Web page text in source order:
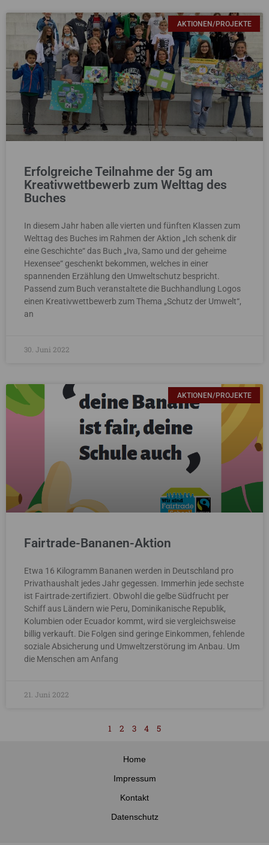
AKTIONEN/PROJEKTE
Erfolgreiche Teilnahme der 5g am
Kreativwettbewerb zum Welttag des
Buches
In diesem Jahr haben alle vierten und fünften Klassen zum
Welttag des Buches im Rahmen der Aktion „Ich schenk dir
eine Geschichte“ das Buch „Iva, Samo und der geheime
Hexensee“ geschenkt bekommen, welches in einer
spannenden Erzählung den Umweltschutz bespricht.
Passend zum Buch veranstaltete die Buchhandlung Logos
einen Kreativwettbewerb zum Thema „Schutz der Umwelt“,
an
30. Juni 2022
AKTIONEN/PROJEKTE
Fairtrade-Bananen-Aktion
Etwa 16 Kilogramm Bananen werden in Deutschland pro
Privathaushalt jedes Jahr gegessen. Immerhin jede sechste
ist Fairtrade-zertifiziert. Obwohl die gelbe Südfrucht per
Schiff aus Ländern wie Peru, Dominikanische Republik,
Kolumbien oder Ecuador kommt, wird sie vergleichsweise
billig verkauft. Die Folgen sind geringe Einkommen, fehlende
soziale Absicherung und Umweltzerstörung im Anbau. Um
die Menschen am Anfang
21. Juni 2022
1 2 3 4 5
Home
Impressum
Kontakt
Datenschutz